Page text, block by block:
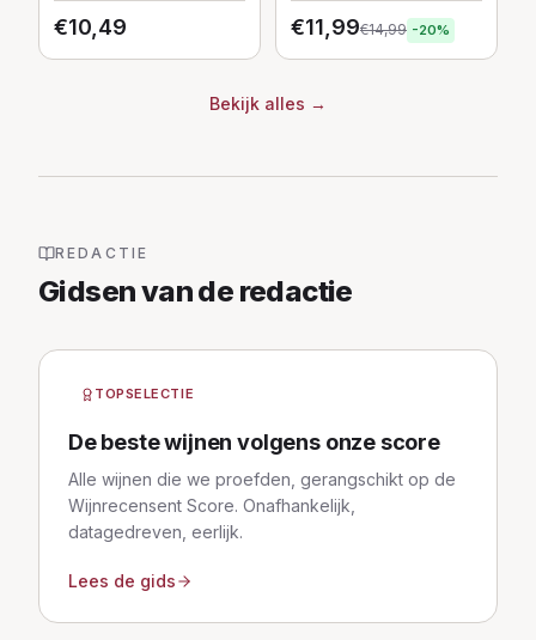
€10,49 €11,99€14,99 -20%
Bekijk alles →
REDACTIE
Gidsen van de redactie
TOPSELECTIE
De beste wijnen volgens onze score
Alle wijnen die we proefden, gerangschikt op de
Wijnrecensent Score. Onafhankelijk,
datagedreven, eerlijk.
Lees de gids